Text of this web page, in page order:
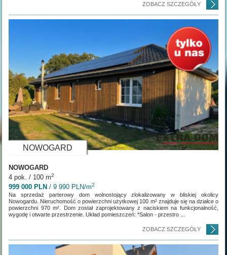
ZOBACZ SZCZEGÓŁY
NOWOGARD
NOWOGARD
4 pok. / 100 m2
999 000 PLN / 9 990 PLN/m2
Na sprzedaż parterowy dom wolnostojący zlokalizowany w bliskiej okolicy
Nowogardu. Nieruchomość o powierzchni użytkowej 100 m² znajduje się na działce o
powierzchni 970 m². Dom został zaprojektowany z naciskiem na funkcjonalność,
wygodę i otwarte przestrzenie. Układ pomieszczeń: *Salon - przestro ...
ZOBACZ SZCZEGÓŁY